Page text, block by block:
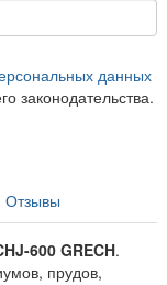
данных
законодательства.
Отзывы
600 GRECH.
прудов,